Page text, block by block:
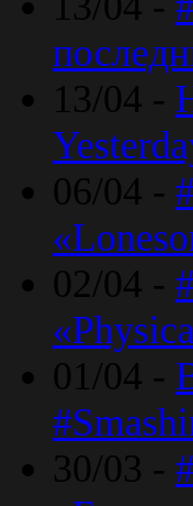
13/04 -
06/04 -
02/04 -
01/04 -
30/03 -